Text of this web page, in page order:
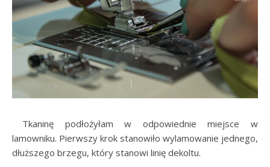
Tkaninę podłożyłam w odpowiednie miejsce w
lamowniku. Pierwszy krok stanowiło wylamowanie jednego,
dłuższego brzegu, który stanowi linię dekoltu.